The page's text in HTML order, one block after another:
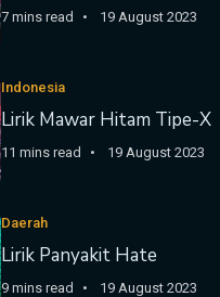
7 mins read 19 August 2023
Indonesia
Lirik Mawar Hitam Tipe-X
11 mins read 19 August 2023
Daerah
Lirik Panyakit Hate
9 mins read 19 August 2023